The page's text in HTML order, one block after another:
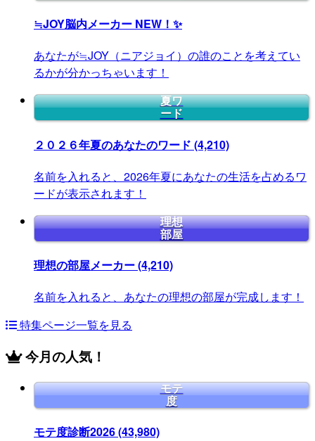
≒JOY脳内メーカー NEW！✨
あなたが≒JOY（ニアジョイ）の誰のことを考えてい
るかが分かっちゃいます！
夏ワ
ード
２０２６年夏のあなたのワード (4,210)
名前を入れると、2026年夏にあなたの生活を占めるワ
ードが表示されます！
理想
部屋
理想の部屋メーカー(4,210)
名前を入れると、あなたの理想の部屋が完成します！
特集ページ一覧を見る
今月の人気！
モテ
度
モテ度診断2026(43,980)